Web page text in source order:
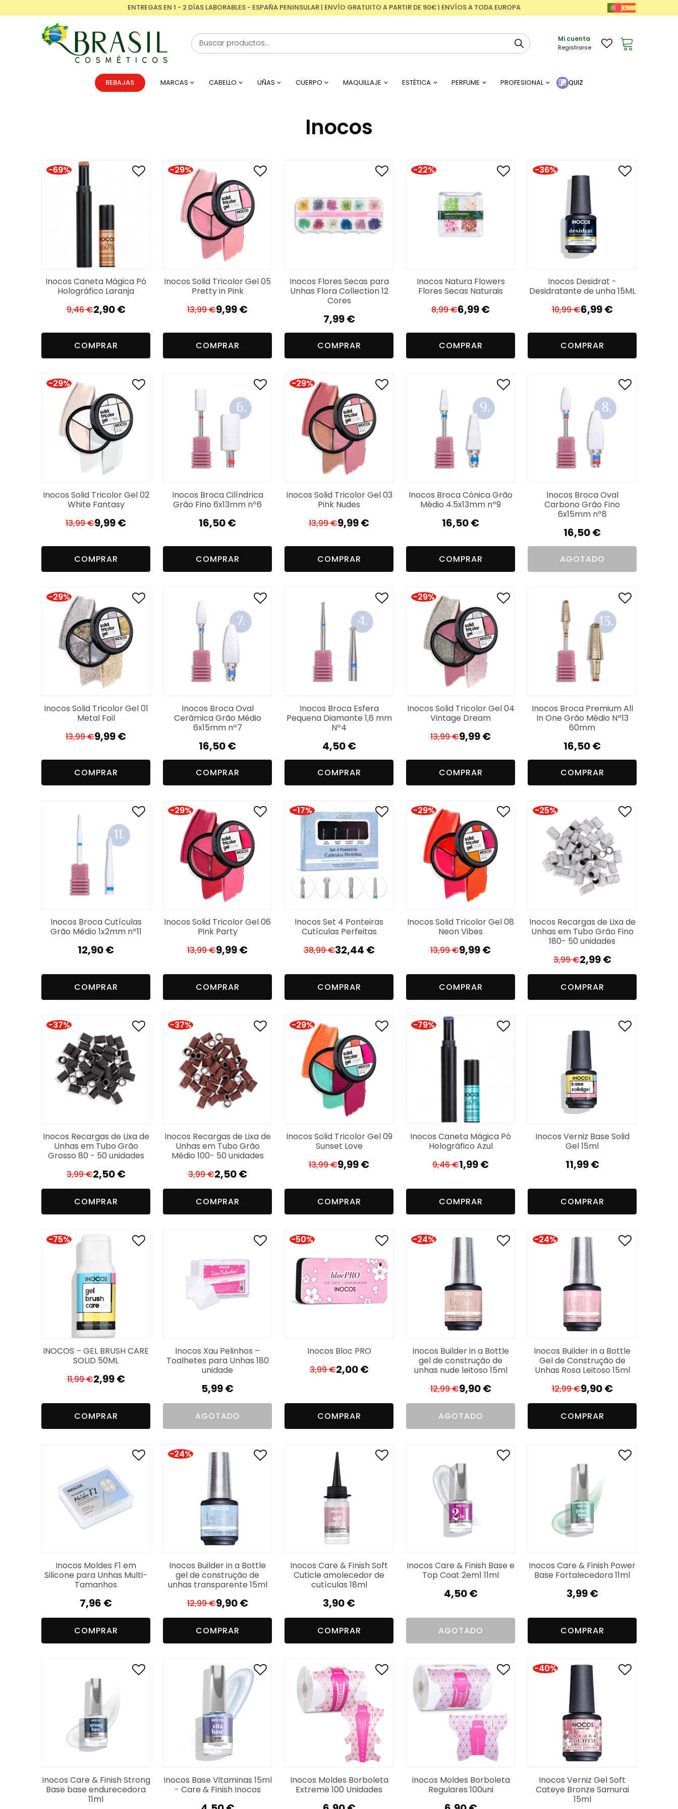
ENTREGAS EN 1 - 2 DÍAS LABORABLES - ESPAÑA PENINSULAR | ENVÍO GRATUITO A PARTIR DE 90€ | ENVÍOS A TODA EUROPA
Mi cuenta
Registrarse
REBAJAS MARCAS CABELLO UÑAS CUERPO MAQUILLAJE ESTÉTICA PERFUME PROFESIONAL QUIZ
Inocos
-69%
Inocos Caneta Mágica Pó
Holográfico Laranja
9,46€El
era:
2,90€
El
es:
COMPRAR
-29%
Inocos Solid Tricolor Gel 05
Pretty in Pink
13,99€El
era:
9,99€
El
es:
COMPRAR
Inocos Flores Secas para
Unhas Flora Collection 12
Cores
7,99€
COMPRAR
-22%
Inocos Natura Flowers
Flores Secas Naturais
8,99€El
era:
6,99€
El
es:
COMPRAR
-36%
Inocos Desidrat -
Desidratante de unha 15ML
10,99€El
era:
6,99€
El
es:
COMPRAR
-29%
Inocos Solid Tricolor Gel 02
White Fantasy
13,99€El
era:
9,99€
El
es:
COMPRAR
Inocos Broca Cilíndrica
Grão Fino 6x13mm nº6
16,50€
COMPRAR
-29%
Inocos Solid Tricolor Gel 03
Pink Nudes
13,99€El
era:
9,99€
El
es:
COMPRAR
Inocos Broca Cónica Grão
Médio 4.5x13mm nº9
16,50€
COMPRAR
Inocos Broca Oval
Carbono Grão Fino
6x15mm nº8
16,50€
AGOTADO
-29%
Inocos Solid Tricolor Gel 01
Metal Foil
13,99€El
era:
9,99€
El
es:
COMPRAR
Inocos Broca Oval
Cerâmica Grão Médio
6x15mm nº7
16,50€
COMPRAR
Inocos Broca Esfera
Pequena Diamante 1,6 mm
Nº4
4,50€
COMPRAR
-29%
Inocos Solid Tricolor Gel 04
Vintage Dream
13,99€El
era:
9,99€
El
es:
COMPRAR
Inocos Broca Premium All
In One Grão Médio Nº13
60mm
16,50€
COMPRAR
Inocos Broca Cutículas
Grão Médio 1x2mm nº11
12,90€
COMPRAR
-29%
Inocos Solid Tricolor Gel 06
Pink Party
13,99€El
era:
9,99€
El
es:
COMPRAR
-17%
Inocos Set 4 Ponteiras
Cutículas Perfeitas
38,99€ El
era:
32,44 €
El
es:
COMPRAR
-29%
Inocos Solid Tricolor Gel 08
Neon Vibes
13,99€El
era:
9,99€
El
es:
COMPRAR
-25%
Inocos Recargas de Lixa de
Unhas em Tubo Grão Fino
180- 50 unidades
3,99€El
precio
original
era:
2,99€
El
precio
actual
es:
COMPRAR
-37%
Inocos Recargas de Lixa de
Unhas em Tubo Grão
Grosso 80 - 50 unidades
3,99€ El
precio
original
era:
2,50€
El
precio
actual
es:
COMPRAR
-37%
Inocos Recargas de Lixa de
Unhas em Tubo Grão
Médio 100- 50 unidades
3,99€ El
precio
original
era:
2,50€
El
precio
actual
es:
COMPRAR
-29%
Inocos Solid Tricolor Gel 09
Sunset Love
13,99€El
era:
9,99€
El
es:
COMPRAR
-79%
Inocos Caneta Mágica Pó
Holográfico Azul
9,46€El
era:
1,99€
El
es:
COMPRAR
Inocos Verniz Base Solid
Gel 15ml
11,99€
COMPRAR
-75%
INOCOS – GEL BRUSH CARE
SOLID 50ML
11,99€El
era:
2,99€
El
es:
COMPRAR
Inocos Xau Pelinhos –
Toalhetes para Unhas 180
unidade
5,99€
AGOTADO
-50%
Inocos Bloc PRO
3,99€ El
era:
2,00€
El
es:
COMPRAR
-24%
Inocos Builder in a Bottle
gel de construção de
unhas nude leitoso 15ml
12,99€El
precio
original
era:
9,90€
El
precio
actual
es:
AGOTADO
-24%
Inocos Builder in a Bottle
Gel de Construção de
Unhas Rosa Leitoso 15ml
12,99€El
precio
original
era:
9,90€
El
precio
actual
es:
COMPRAR
Inocos Moldes F1 em
Silicone para Unhas Multi-
Tamanhos
7,96 €
COMPRAR
-24%
Inocos Builder in a Bottle
gel de construção de
unhas transparente 15ml
12,99€El
precio
original
era:
9,90€
El
precio
actual
es:
COMPRAR
Inocos Care & Finish Soft
Cuticle amolecedor de
cutículas 18ml
3,90€
COMPRAR
Inocos Care & Finish Base e
Top Coat 2em1 11ml
4,50€
AGOTADO
Inocos Care & Finish Power
Base Fortalecedora 11ml
3,99€
COMPRAR
Inocos Care & Finish Strong
Base base endurecedora
11ml
Inocos Base Vitaminas 15ml
- Care & Finish Inocos
Inocos Moldes Borboleta
Extreme 100 Unidades
Inocos Moldes Borboleta
Regulares 100uni
-40%
Inocos Verniz Gel Soft
Cateye Bronze Samurai
15ml